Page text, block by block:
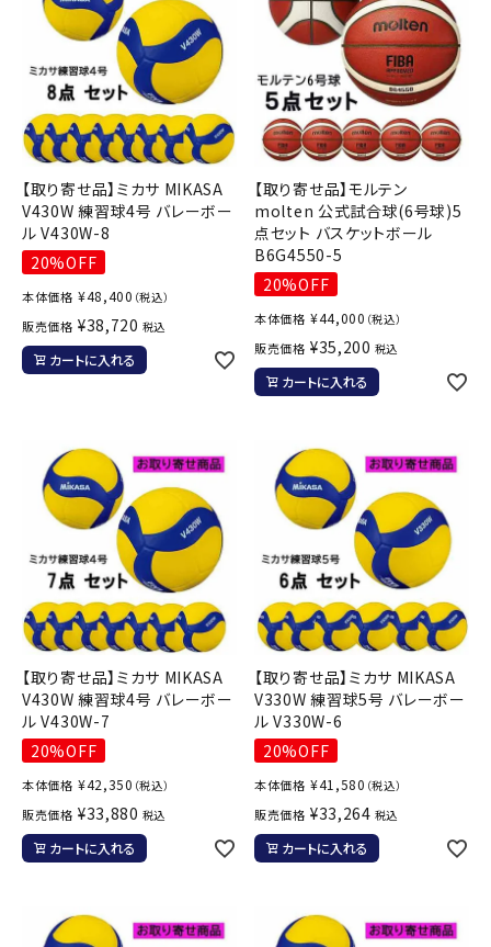
【取り寄せ品】ミカサ MIKASA
V430W 練習球4号 バレーボー
ル V430W-8
20%OFF
本体価格 ¥48,400 （税込）
販売価格 ¥38,720 税込
カートに入れる
【取り寄せ品】モルテン
molten 公式試合球(6号球)5
点セット バスケットボール
B6G4550-5
20%OFF
本体価格 ¥44,000 （税込）
販売価格 ¥35,200 税込
カートに入れる
【取り寄せ品】ミカサ MIKASA
V430W 練習球4号 バレーボー
ル V430W-7
20%OFF
本体価格 ¥42,350 （税込）
販売価格 ¥33,880 税込
カートに入れる
【取り寄せ品】ミカサ MIKASA
V330W 練習球5号 バレーボー
ル V330W-6
20%OFF
本体価格 ¥41,580 （税込）
販売価格 ¥33,264 税込
カートに入れる